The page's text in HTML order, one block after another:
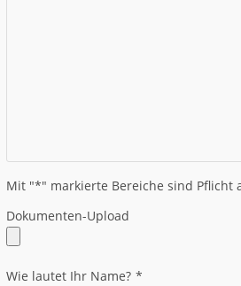
Mit "*" markierte Bereiche sind Pflicht
Dokumenten-Upload
Wie lautet Ihr Name? *